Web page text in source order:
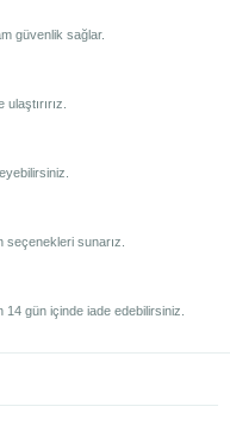
güvenlik sağlar.
sunarız.
14 gün içinde iade edebilirsiniz.